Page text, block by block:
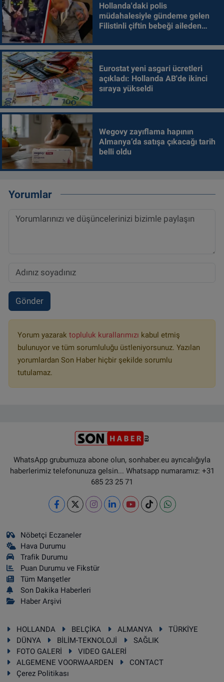
Hollanda'daki polis
müdahalesiyle gündeme gelen
Filistinli çiftin bebeği aileden
Eurostat yeni asgari ücretleri
açıkladı: Hollanda AB'de ikinci
sıraya yükseldi
Wegovy zayıflama hapının
Almanya’da satışa çıkacağı tarih
belli oldu
Yorumlar
Gönder
Yorum yazarak topluluk kurallarımızı kabul etmiş
bulunuyor ve tüm sorumluluğu üstleniyorsunuz. Yazılan
yorumlardan Son Haber hiçbir şekilde sorumlu
tutulamaz.
WhatsApp grubumuza abone olun, sonhaber.eu ayrıcalığıyla
haberlerimiz telefonunuza gelsin... Whatsapp numaramız: +31
685 23 25 71
Nöbetçi Eczaneler
Hava Durumu
Trafik Durumu
Puan Durumu ve Fikstür
Tüm Manşetler
Son Dakika Haberleri
Haber Arşivi
HOLLANDA BELÇİKA ALMANYA
TÜRKİYE
DÜNYA
BİLİM-TEKNOLOJİ
SAĞLIK
FOTO GALERİ
VIDEO GALERİ
ALGEMENE VOORWAARDEN
CONTACT
Çerez Politikası